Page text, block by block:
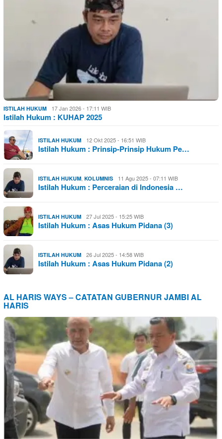
ISTILAH HUKUM 17 Jan 2026 - 17:11 WIB
Istilah Hukum : KUHAP 2025
ISTILAH HUKUM 12 Okt 2025 - 16:51 WIB
Istilah Hukum : Prinsip-Prinsip Hukum Pe…
ISTILAH HUKUM, KOLUMNIS 11 Agu 2025 - 07:11 WIB
Istilah Hukum : Perceraian di Indonesia …
ISTILAH HUKUM 27 Jul 2025 - 15:25 WIB
Istilah Hukum : Asas Hukum Pidana (3)
ISTILAH HUKUM 26 Jul 2025 - 14:58 WIB
Istilah Hukum : Asas Hukum Pidana (2)
AL HARIS WAYS – CATATAN GUBERNUR JAMBI AL
HARIS